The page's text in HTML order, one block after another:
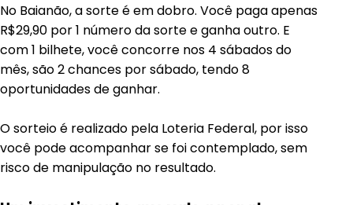
No Baianão, a sorte é em dobro. Você paga apenas
R$29,90 por 1 número da sorte e ganha outro. E
com 1 bilhete, você concorre nos 4 sábados do
mês, são 2 chances por sábado, tendo 8
oportunidades de ganhar.
O sorteio é realizado pela Loteria Federal, por isso
você pode acompanhar se foi contemplado, sem
risco de manipulação no resultado.